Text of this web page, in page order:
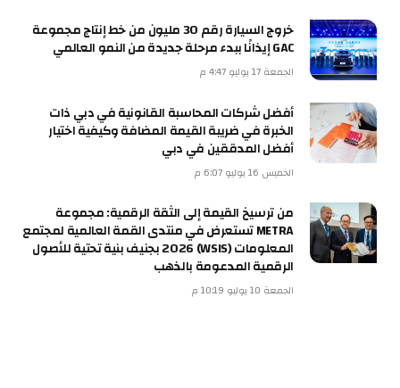
خروج السيارة رقم 30 مليون من خط إنتاج مجموعة
GAC إيذانًا ببدء مرحلة جديدة من النمو العالمي
الجمعة 17 يوليو 4:47 م
أفضل شركات المحاسبة القانونية في دبي ذات
الخبرة في ضريبة القيمة المضافة وكيفية اختيار
أفضل المدققين في دبي
الخميس 16 يوليو 6:07 م
من ترسيخ القيمة إلى الثقة الرقمية: مجموعة
METRA تستعرض في منتدى القمة العالمية لمجتمع
المعلومات (WSIS) 2026 بجنيف بنية تحتية للأصول
الرقمية المدعومة بالذهب
الجمعة 10 يوليو 10:19 م